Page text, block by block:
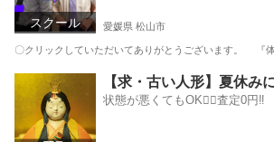
スクール 愛媛県 松山市
〇クリックしていただいてありがとうございます。
その他 体質改善
【求・古い人形】夏休み
状態が悪くてもOK🙆‍♀️査定0円‼️